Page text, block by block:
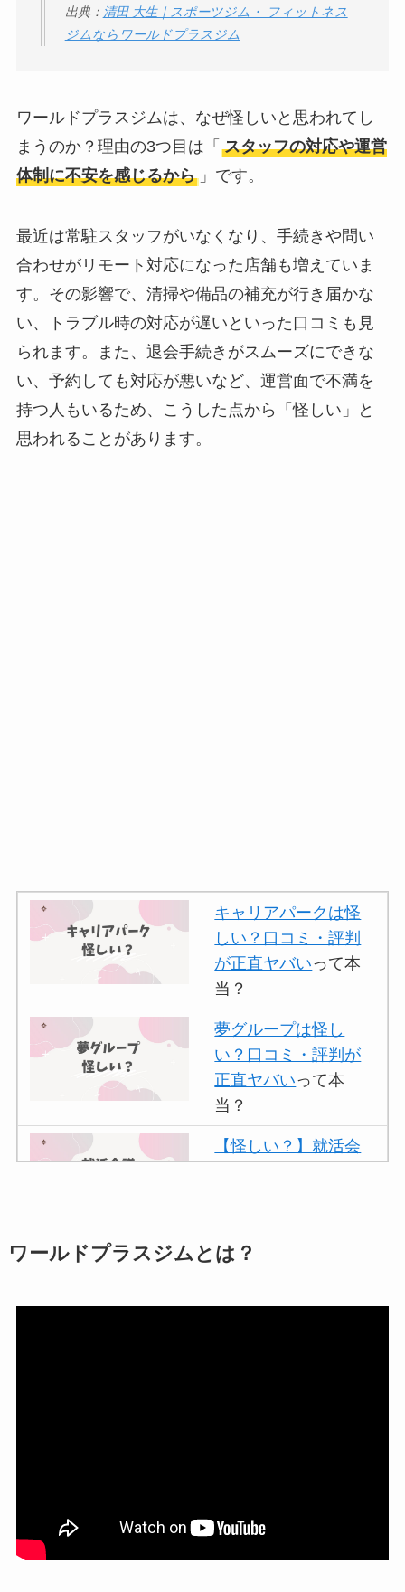
出典： 清田 大生｜スポーツジム・ フィットネス
ジムならワールドプラスジム
ワールドプラスジムは、なぜ怪しいと思われてし
まうのか？理由の3つ目は「 スタッフの対応や運営
体制に不安を感じるから 」です。
最近は常駐スタッフがいなくなり、手続きや問い
合わせがリモート対応になった店舗も増えていま
す。その影響で、清掃や備品の補充が行き届かな
い、トラブル時の対応が遅いといった口コミも見
られます。また、退会手続きがスムーズにできな
い、予約しても対応が悪いなど、運営面で不満を
持つ人もいるため、こうした点から「怪しい」と
思われることがあります。
キャリアパークは怪
しい？口コミ・評判
が正直ヤバいって本
当？
夢グループは怪し
い？口コミ・評判が
正直ヤバいって本
当？
【怪しい？】就活会
アトムクリニックは
判が正直ヤバいって
口コミ・評判
どう？
ワールドプラスジムとは？